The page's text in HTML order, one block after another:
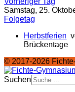
Samstag, 25.
Folgetag
Herbstferien
Brückentage
© 2017-2026
Suchen